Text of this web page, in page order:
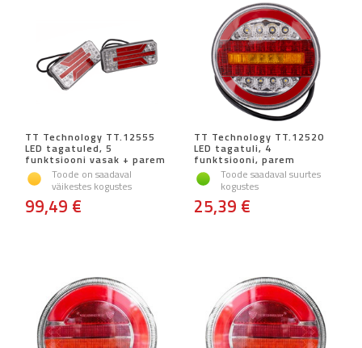
TT Technology TT.12555
LED tagatuled, 5
funktsiooni vasak + parem
Toode on saadaval
väikestes kogustes
99,49 €
TT Technology TT.12520
LED tagatuli, 4
funktsiooni, parem
Toode saadaval suurtes
kogustes
25,39 €